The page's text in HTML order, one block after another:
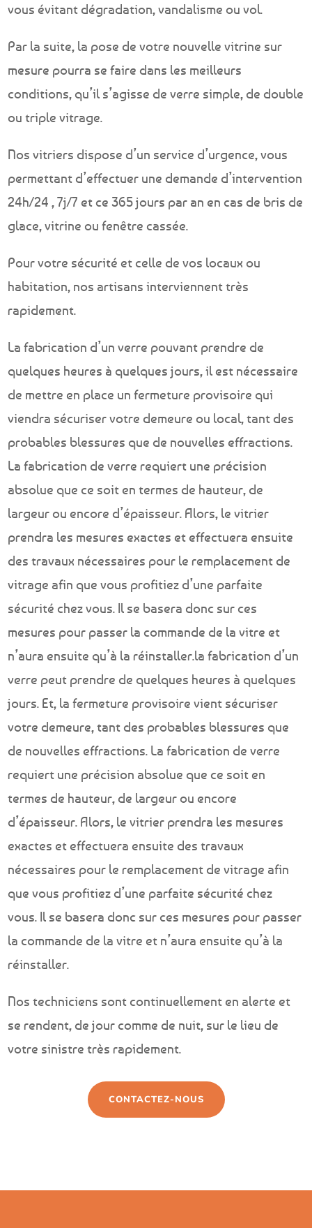
vous évitant dégradation, vandalisme ou vol.
Par la suite, la pose de votre nouvelle vitrine sur
mesure pourra se faire dans les meilleurs
conditions, qu’il s’agisse de verre simple, de double
ou triple vitrage.
Nos vitriers dispose d’un service d’urgence, vous
permettant d’effectuer une demande d’intervention
24h/24 , 7j/7 et ce 365 jours par an en cas de bris de
glace, vitrine ou fenêtre cassée.
Pour votre sécurité et celle de vos locaux ou
habitation, nos artisans interviennent très
rapidement.
La fabrication d’un verre pouvant prendre de
quelques heures à quelques jours, il est nécessaire
de mettre en place un fermeture provisoire qui
viendra sécuriser votre demeure ou local, tant des
probables blessures que de nouvelles effractions.
La fabrication de verre requiert une précision
absolue que ce soit en termes de hauteur, de
largeur ou encore d’épaisseur. Alors, le vitrier
prendra les mesures exactes et effectuera ensuite
des travaux nécessaires pour le remplacement de
vitrage afin que vous profitiez d’une parfaite
sécurité chez vous. Il se basera donc sur ces
mesures pour passer la commande de la vitre et
n’aura ensuite qu’à la réinstaller.la fabrication d’un
verre peut prendre de quelques heures à quelques
jours. Et, la fermeture provisoire vient sécuriser
votre demeure, tant des probables blessures que
de nouvelles effractions. La fabrication de verre
requiert une précision absolue que ce soit en
termes de hauteur, de largeur ou encore
d’épaisseur. Alors, le vitrier prendra les mesures
exactes et effectuera ensuite des travaux
nécessaires pour le remplacement de vitrage afin
que vous profitiez d’une parfaite sécurité chez
vous. Il se basera donc sur ces mesures pour passer
la commande de la vitre et n’aura ensuite qu’à la
réinstaller.
Nos techniciens sont continuellement en alerte et
se rendent, de jour comme de nuit, sur le lieu de
votre sinistre très rapidement.
CONTACTEZ-NOUS